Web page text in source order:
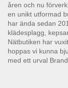
åren och nu
en unikt utformad
har ända sedan
klädesplagg,
Nätbutiken har
hoppas vi kunna
med ett urval